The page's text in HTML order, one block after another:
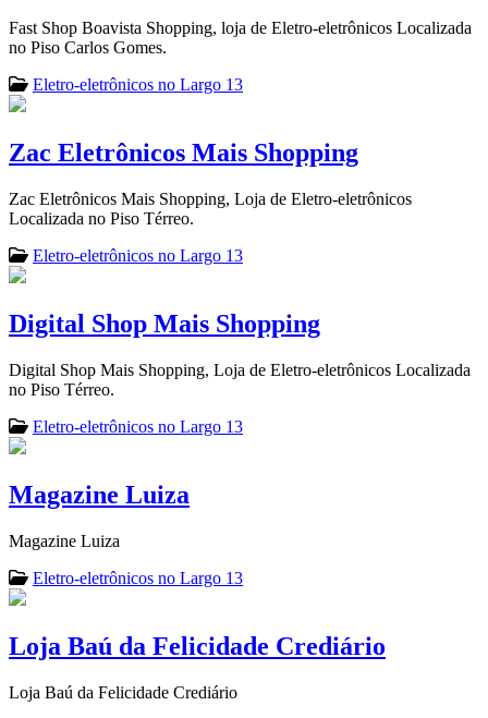
Fast Shop Boavista Shopping, loja de Eletro-eletrônicos Localizada
no Piso Carlos Gomes.
Eletro-eletrônicos no Largo 13
Zac Eletrônicos Mais Shopping
Zac Eletrônicos Mais Shopping, Loja de Eletro-eletrônicos
Localizada no Piso Térreo.
Eletro-eletrônicos no Largo 13
Digital Shop Mais Shopping
Digital Shop Mais Shopping, Loja de Eletro-eletrônicos Localizada
no Piso Térreo.
Eletro-eletrônicos no Largo 13
Magazine Luiza
Magazine Luiza
Eletro-eletrônicos no Largo 13
Loja Baú da Felicidade Crediário
Loja Baú da Felicidade Crediário